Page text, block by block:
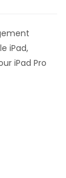
iPad,
iPad Pro